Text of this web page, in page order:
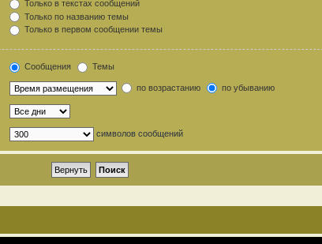
Только в текстах сообщений
Только по названию темы
Только в первом сообщении темы
Сообщения Темы
по возрастанию по убыванию
символов сообщений